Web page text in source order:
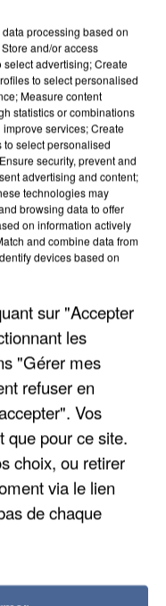
processing based on
and/or access
advertising; Create
to select personalised
Measure content
statistics or combinations
services; Create
select personalised
security, prevent and
advertising and content;
technologies may
browsing data to offer
on information actively
and combine data from
devices based on
sur "Accepter
les
"Gérer mes
refuser en
Vos
que pour ce site.
choix, ou retirer
via le lien
de chaque